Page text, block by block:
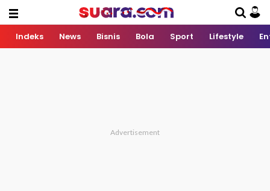
Indeks News Bisnis Bola Sport Lifestyle